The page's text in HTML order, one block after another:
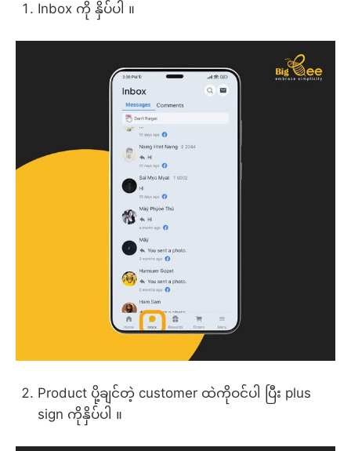
Inbox ကို နှိပ်ပါ ။
Product ပို့ချင်တဲ့ customer ထဲကိုဝင်ပါ ပြီး plus
sign ကိုနှိပ်ပါ ။